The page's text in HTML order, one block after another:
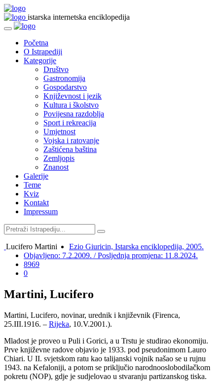
istarska internetska enciklopedija
Početna
O Istrapediji
Kategorije
Društvo
Gastronomija
Gospodarstvo
Književnost i jezik
Kultura i školstvo
Povijesna razdoblja
Sport i rekreacija
Umjetnost
Vojska i ratovanje
Zaštićena baština
Zemljopis
Znanost
Galerije
Teme
Kviz
Kontakt
Impressum
Lucifero Martini
Ezio Giuricin, Istarska enciklopedija, 2005.
Objavljeno: 7.2.2009. / Posljednja promjena: 11.8.2024.
8969
0
Martini, Lucifero
Martini, Lucifero, novinar, urednik i književnik (Firenca,
25.III.1916. – Rijeka, 10.V.2001.).
Mladost je proveo u Puli i Gorici, a u Trstu je studirao ekonomiju.
Prve književne radove objavio je 1933. pod pseudonimom Lauro
Chiari. U II. svjetskom ratu kao talijanski vojnik našao se u rujnu
1943. na Kefaloniji, a potom se priključio narodnooslobodilačkom
pokretu (NOP), gdje je sudjelovao u stvaranju partizanskog tiska.